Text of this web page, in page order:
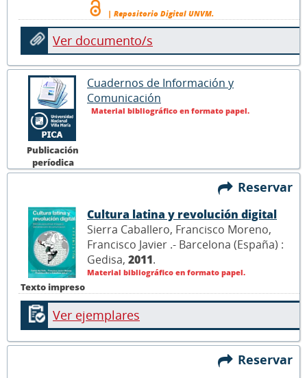
| Repositorio Digital UNVM.
Ver documento/s
Publicación
períodica
Cuadernos de Información y
Comunicación
Material bibliográfico en formato papel.
Reservar
Texto impreso
Cultura latina y revolución digital
Sierra Caballero, Francisco Moreno,
Francisco Javier .- Barcelona (España) :
Gedisa, 2011.
Material bibliográfico en formato papel.
Ver ejemplares
Reservar